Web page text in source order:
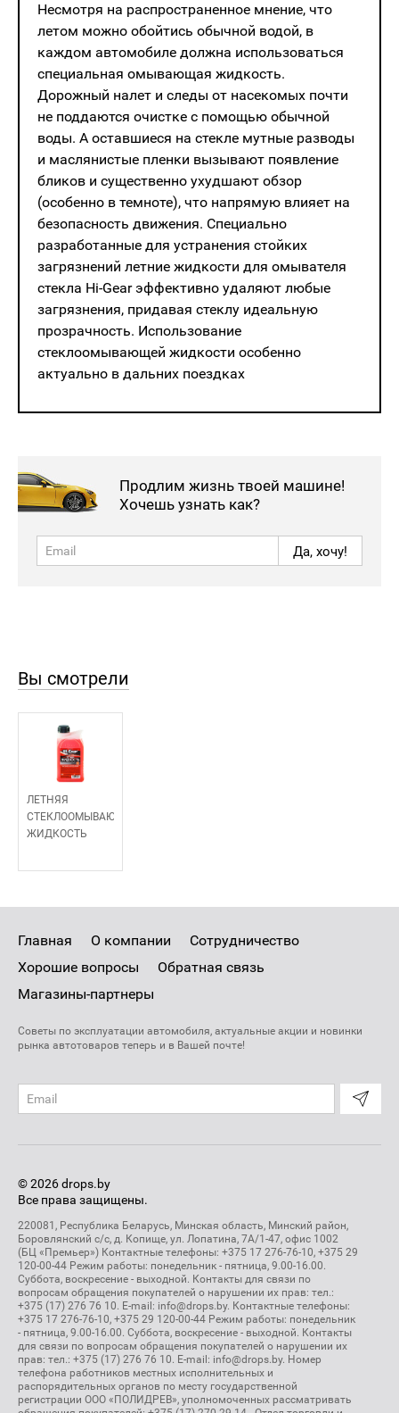
Несмотря на распространенное мнение, что
‎летом можно ‎обойтись обычной водой, в
‎каждом автомобиле должна использоваться
специальная омывающая ‎жидкость. ‎
Дорожный налет и следы от насекомых почти
не поддаются очистке с помощью обычной
воды. А оставшиеся на стекле мутные разводы
и маслянистые пленки вызывают появление
бликов и существенно ухудшают обзор
(особенно в темноте), что напрямую влияет на
безопасность движения. Специально
разработанные для устранения стойких
загрязнений летние жидкости для омывателя
стекла Hi-Gear эффективно удаляют любые
загрязнения, придавая ‎стеклу ‎идеальную
прозрачность. Использование
стеклоомывающей жидкости ‎особенно
‎актуально в дальних поездках
Продлим жизнь твоей машине!
Хочешь узнать как?
Да, хочу!
Вы смотрели
ЛЕТНЯЯ
СТЕКЛООМЫВАЮЩАЯ
ЖИДКОСТЬ
Главная О компании
Сотрудничество
Хорошие вопросы
Обратная связь
Магазины-партнеры
Советы по эксплуатации автомобиля, актуальные акции и новинки
рынка автотоваров теперь и в Вашей почте!
© 2026 drops.by
Все права защищены.
220081, Республика Беларусь, Минская область, Минский район,
Боровлянский с/с, д. Копище, ул. Лопатина, 7А/1-47, офис 1002
(БЦ «Премьер») Контактные телефоны: +375 17 276-76-10, +375 29
120-00-44 Режим работы: понедельник - пятница, 9.00-16.00.
Суббота, воскресение - выходной. Контакты для связи по
вопросам обращения покупателей о нарушении их прав: тел.:
+375 (17) 276 76 10. E-mail: info@drops.by. Контактные телефоны:
+375 17 276-76-10, +375 29 120-00-44 Режим работы: понедельник
- пятница, 9.00-16.00. Суббота, воскресение - выходной. Контакты
для связи по вопросам обращения покупателей о нарушении их
прав: тел.: +375 (17) 276 76 10. E-mail: info@drops.by. Номер
телефона работников местных исполнительных и
распорядительных органов по месту государственной
регистрации ООО «ПОЛИДРЕВ», уполномоченных рассматривать